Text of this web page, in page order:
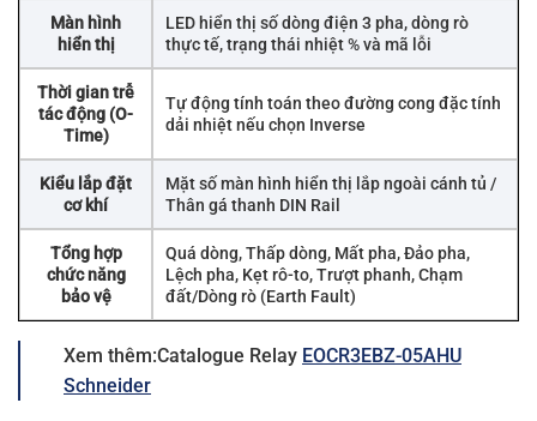
Màn hình
hiển thị
LED hiển thị số dòng điện 3 pha, dòng rò
thực tế, trạng thái nhiệt % và mã lỗi
Thời gian trễ
tác động (O-
Time)
Tự động tính toán theo đường cong đặc tính
dải nhiệt nếu chọn Inverse
Kiểu lắp đặt
cơ khí
Mặt số màn hình hiển thị lắp ngoài cánh tủ /
Thân gá thanh DIN Rail
Tổng hợp
chức năng
bảo vệ
Quá dòng, Thấp dòng, Mất pha, Đảo pha,
Lệch pha, Kẹt rô-to, Trượt phanh, Chạm
đất/Dòng rò (Earth Fault)
Xem thêm:Catalogue Relay EOCR3EBZ-05AHU
Schneider